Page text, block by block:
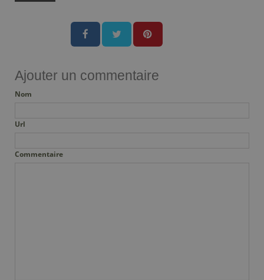
Ajouter un commentaire
Nom
Url
Commentaire